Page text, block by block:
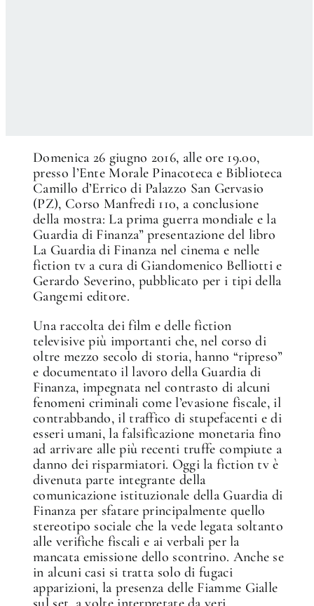
Domenica 26 giugno 2016, alle ore 19.00,
presso l’Ente Morale Pinacoteca e Biblioteca
Camillo d’Errico di Palazzo San Gervasio
(PZ), Corso Manfredi 110, a conclusione
della mostra: La prima guerra mondiale e la
Guardia di Finanza” presentazione del libro
La Guardia di Finanza nel cinema e nelle
fiction tv a cura di Giandomenico Belliotti e
Gerardo Severino, pubblicato per i tipi della
Gangemi editore.
Una raccolta dei film e delle fiction
televisive più importanti che, nel corso di
oltre mezzo secolo di storia, hanno “ripreso”
e documentato il lavoro della Guardia di
Finanza, impegnata nel contrasto di alcuni
fenomeni criminali come l’evasione fiscale, il
contrabbando, il traffico di stupefacenti e di
esseri umani, la falsificazione monetaria fino
ad arrivare alle più recenti truffe compiute a
danno dei risparmiatori. Oggi la fiction tv è
divenuta parte integrante della
comunicazione istituzionale della Guardia di
Finanza per sfatare principalmente quello
stereotipo sociale che la vede legata soltanto
alle verifiche fiscali e ai verbali per la
mancata emissione dello scontrino. Anche se
in alcuni casi si tratta solo di fugaci
apparizioni, la presenza delle Fiamme Gialle